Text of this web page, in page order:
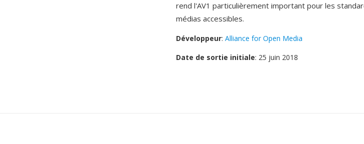
rend l'AV1 particulièrement important pour les
médias accessibles.
Développeur: Alliance for Open Media
Date de sortie initiale: 25 juin 2018